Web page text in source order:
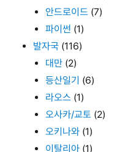
안드로이드 (7)
파이썬 (1)
발자국 (116)
대만 (2)
등산일기 (6)
라오스 (1)
오사카/교토 (2)
오키나와 (1)
이탈리아 (1)